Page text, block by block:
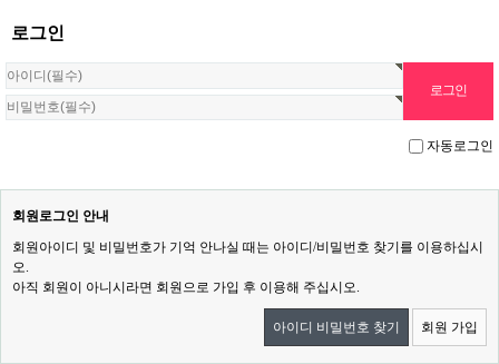
로그인
자동로그인
회원로그인 안내
회원아이디 및 비밀번호가 기억 안나실 때는 아이디/비밀번호 찾기를 이용하십시
오.
아직 회원이 아니시라면 회원으로 가입 후 이용해 주십시오.
아이디 비밀번호 찾기 회원 가입